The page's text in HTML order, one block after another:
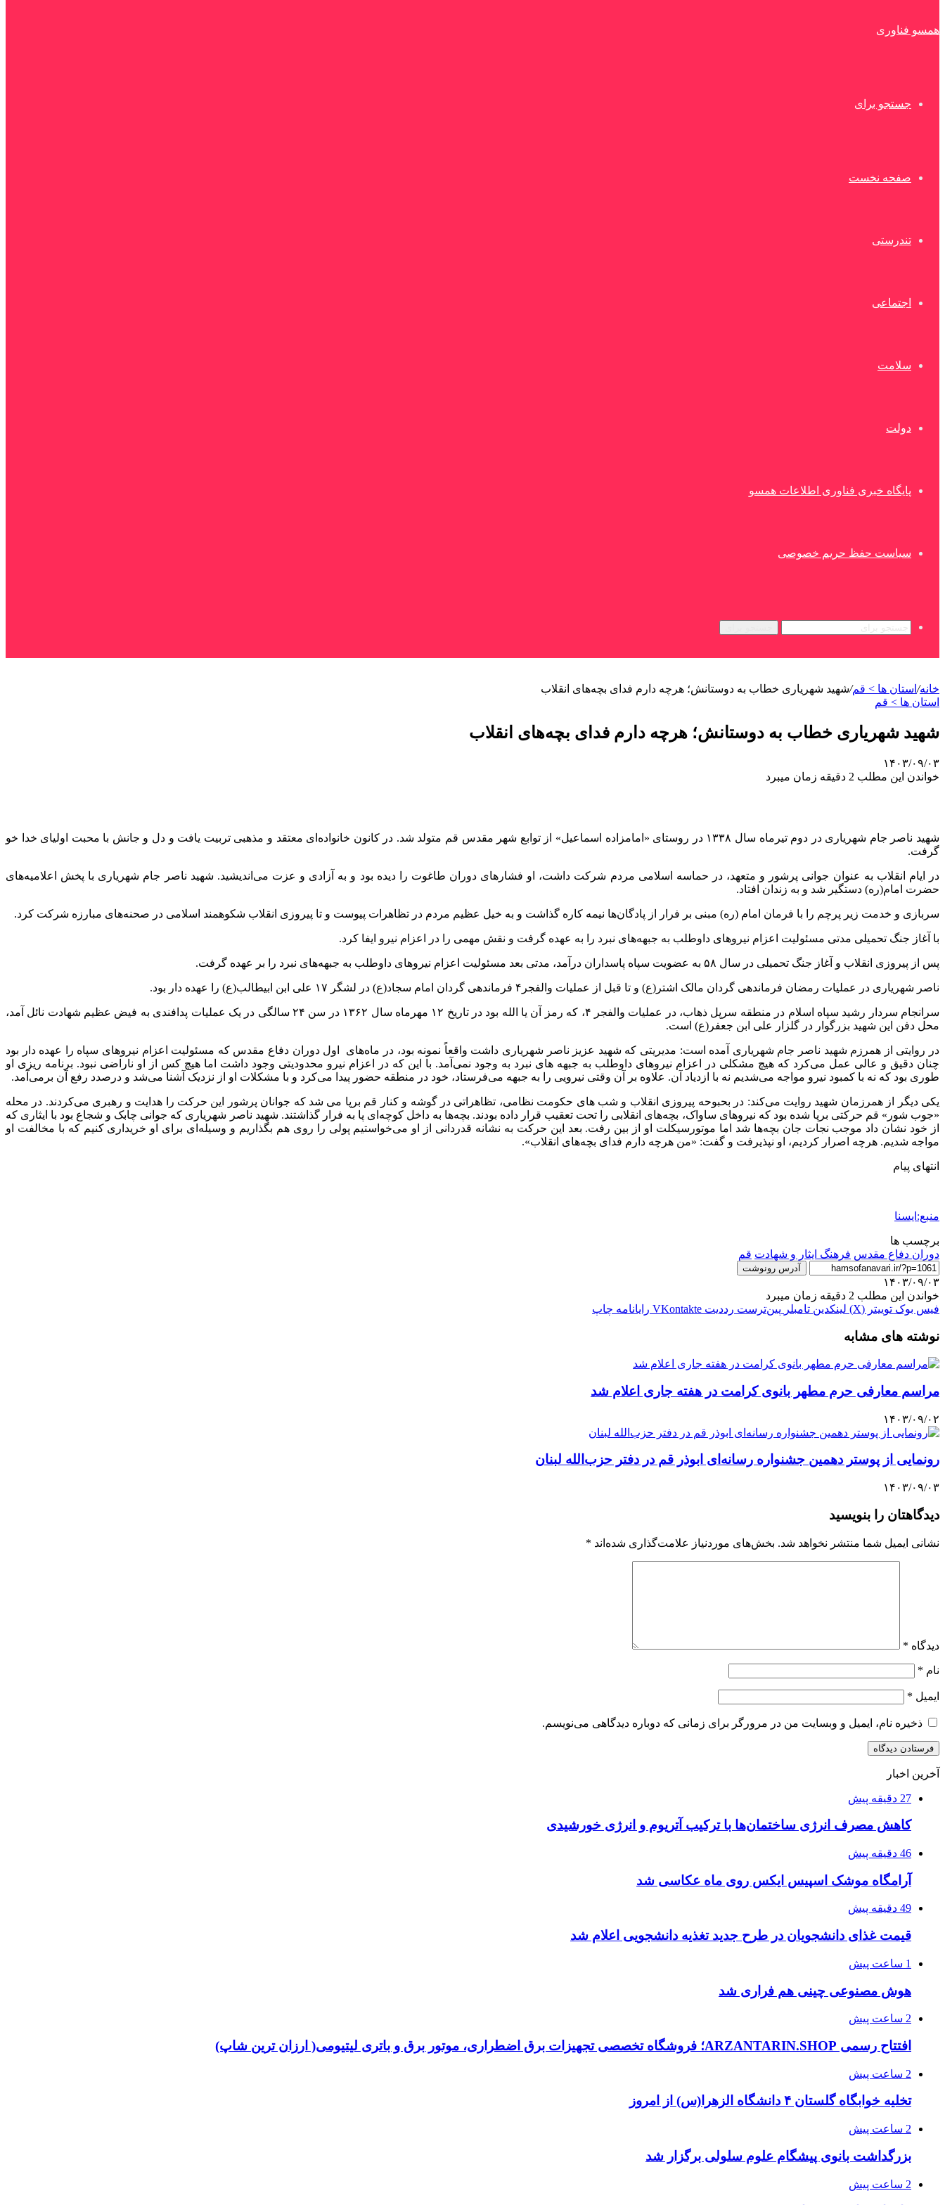
همسو فناوری
جستجو برای
صفحه نخست
تندرستی
اجتماعی
سلامت
دولت
پایگاه خبری فناوری اطلاعات همسو
سیاست حفظ حریم خصوصی
خانه/ استان ها > قم/شهید شهریاری خطاب به دوستانش؛ هرچه دارم فدای بچه‌های انقلاب
استان ها > قم
شهید شهریاری خطاب به دوستانش؛ هرچه دارم فدای بچه‌های انقلاب
۱۴۰۳/۰۹/۰۳
خواندن این مطلب 2 دقیقه زمان میبرد
شهید ناصر جام شهریاری در دوم تیرماه سال ۱۳۳۸ در روستای «امامزاده اسماعیل» از توابع شهر مقدس قم متولد شد. در کانون خانواده‌ای معتقد و مذهبی تربیت یافت و دل و جانش با محبت اولیای خدا خو
گرفت.
در ایام انقلاب به عنوان جوانی پرشور و متعهد، در حماسه اسلامی مردم شرکت داشت، او فشارهای دوران طاغوت را دیده بود و به آزادی و عزت می‌اندیشید. شهید ناصر جام شهریاری با پخش اعلامیه‌های
حضرت امام(ره) دستگیر شد و به زندان افتاد.
سربازی و خدمت زیر پرچم را با فرمان امام (ره) مبنی بر فرار از پادگان‌ها نیمه کاره گذاشت و به خیل عظیم مردم در تظاهرات پیوست و تا پیروزی انقلاب شکوهمند اسلامی در صحنه‌های مبارزه شرکت کرد.
با آغاز جنگ تحمیلی مدتی مسئولیت اعزام نیروهای داوطلب به جبهه‌های نبرد را به عهده گرفت و نقش مهمی را در اعزام نیرو ایفا کرد.
پس از پیروزی انقلاب و آغاز جنگ تحمیلی در سال ۵۸ به عضویت سپاه پاسداران درآمد، مدتی بعد مسئولیت اعزام نیروهای داوطلب به جبهه‌های نبرد را بر عهده گرفت.
ناصر شهریاری در عملیات رمضان فرماندهی گردان مالک اشتر(ع) و تا قبل از عملیات والفجر۴ فرماندهی گردان امام سجاد(ع) در لشگر ۱۷ علی ابن ابیطالب(ع) را عهده دار بود.
سرانجام سردار رشید سپاه اسلام در منطقه سرپل ذهاب، در عملیات والفجر ۴، که رمز آن یا الله بود در تاریخ ۱۲ مهرماه سال ۱۳۶۲ در سن ۲۴ سالگی در یک عملیات پدافندی به فیض عظیم شهادت نائل آمد،
محل دفن این شهید بزرگوار در گلزار علی ابن جعفر(ع) است.
در روایتی از همرزم شهید ناصر جام شهریاری آمده است: مدیریتی که شهید عزیز ناصر شهریاری داشت واقعاً نمونه بود، در ماه‌های اول دوران دفاع مقدس که مسئولیت اعزام نیروهای سپاه را عهده دار بود
چنان دقیق و عالی عمل می‌کرد که هیچ مشکلی در اعزام نیروهای داوطلب به جبهه های نبرد به وجود نمی‌آمد. با این که در اعزام نیرو محدودیتی وجود داشت اما هیچ کس از او ناراضی نبود. برنامه ریزی او
طوری بود که نه با کمبود نیرو مواجه می‌شدیم نه با ازدیاد آن. علاوه بر آن وقتی نیرویی را به جبهه می‌فرستاد، خود در منطقه حضور پیدا می‌کرد و با مشکلات او از نزدیک آشنا می‌شد و درصدد رفع آن برمی‌آمد.
یکی دیگر از همرزمان شهید روایت می‌کند: در بحبوحه پیروزی انقلاب و شب های حکومت نظامی، تظاهراتی در گوشه و کنار قم برپا می شد که جوانان پرشور این حرکت را هدایت و رهبری می‌کردند. در محله
«جوب شور» قم حرکتی برپا شده بود که نیروهای ساواک، بچه‌های انقلابی را تحت تعقیب قرار داده بودند. بچه‌ها به داخل کوچه‌ای پا به فرار گذاشتند. شهید ناصر شهریاری که جوانی چابک و شجاع بود با ایثاری که
از خود نشان داد موجب نجات جان بچه‌ها شد اما موتورسیکلت او از بین رفت. بعد این حرکت به نشانه قدردانی از او می‌خواستیم پولی را روی هم بگذاریم و وسیله‌ای برای او خریداری کنیم که با مخالفت او
مواجه شدیم. هرچه اصرار کردیم، او نپذیرفت و گفت: «من هرچه دارم فدای بچه‌های انقلاب».
انتهای پیام
منبع:ایسنا
برچسب ها
دوران دفاع مقدس فرهنگ ایثار و شهادت قم
آدرس رونوشت
۱۴۰۳/۰۹/۰۳
خواندن این مطلب 2 دقیقه زمان میبرد
فیس بوک توییتر (X) لینکدین ‫تامبلر ‫پین‌ترست ‫رددیت ‫VKontakte رایانامه چاپ
نوشته های مشابه
مراسم معارفی حرم مطهر بانوی کرامت در هفته جاری اعلام شد
۱۴۰۳/۰۹/۰۲
رونمایی از پوستر دهمین جشنواره رسانه‌ای ابوذر قم در دفتر حزب‌الله لبنان
۱۴۰۳/۰۹/۰۳
دیدگاهتان را بنویسید
نشانی ایمیل شما منتشر نخواهد شد. بخش‌های موردنیاز علامت‌گذاری شده‌اند *
دیدگاه *
نام *
ایمیل *
ذخیره نام، ایمیل و وبسایت من در مرورگر برای زمانی که دوباره دیدگاهی می‌نویسم.
آخرین اخبار
27 دقیقه پیش
کاهش مصرف انرژی ساختمان‌ها با ترکیب آتریوم و انرژی خورشیدی
46 دقیقه پیش
آرامگاه موشک اسپیس ایکس روی ماه عکاسی شد
49 دقیقه پیش
قیمت غذای دانشجویان در طرح جدید تغذیه دانشجویی اعلام شد
1 ساعت پیش
هوش مصنوعی چینی هم فراری شد
2 ساعت پیش
افتتاح رسمی ARZANTARIN.SHOP؛ فروشگاه تخصصی تجهیزات برق اضطراری، موتور برق و باتری لیتیومی( ارزان ترین شاپ)
2 ساعت پیش
تخلیه خوابگاه گلستان ۴ دانشگاه الزهرا(س) از امروز
2 ساعت پیش
بزرگداشت بانوی پیشگام علوم سلولی برگزار شد
2 ساعت پیش